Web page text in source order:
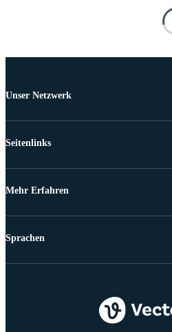
Unser Netzwerk
Seitenlinks
Mehr Erfahren
Sprachen